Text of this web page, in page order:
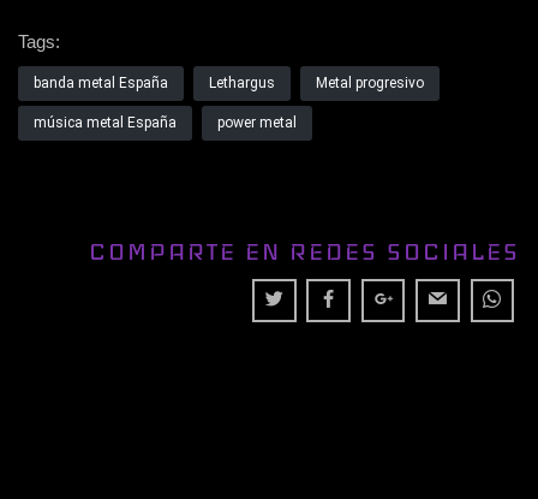
Tags:
banda metal España Lethargus Metal progresivo
música metal España power metal
COMPARTE EN REDES SOCIALES